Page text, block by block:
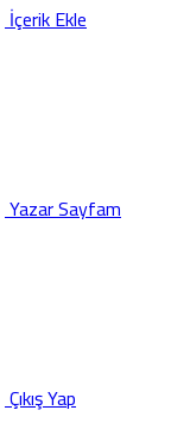
İçerik Ekle
Yazar Sayfam
Çıkış Yap